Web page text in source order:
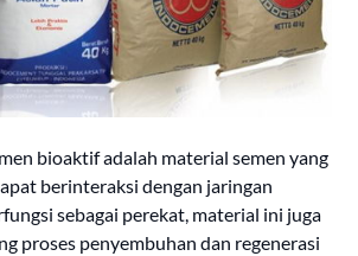
bioaktif adalah material semen yang
berinteraksi dengan jaringan
sebagai perekat, material ini juga
proses penyembuhan dan regenerasi